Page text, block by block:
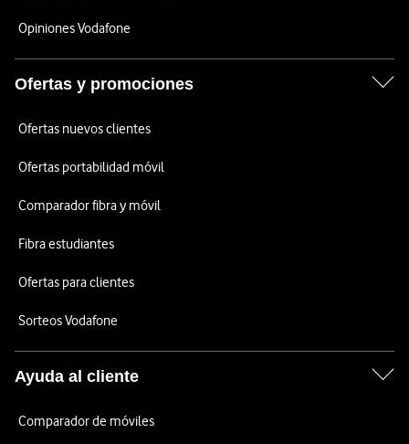
Opiniones Vodafone
Ofertas y promociones
Ofertas nuevos clientes
Ofertas portabilidad móvil
Comparador fibra y móvil
Fibra estudiantes
Ofertas para clientes
Sorteos Vodafone
Ayuda al cliente
Comparador de móviles